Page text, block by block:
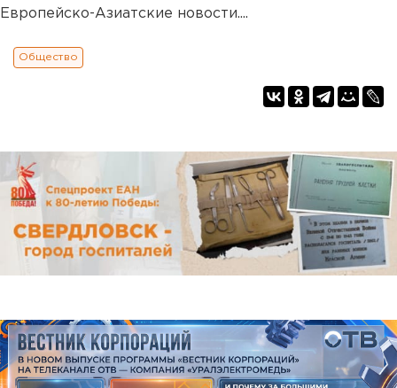
Европейско-Азиатские новости....
Общество